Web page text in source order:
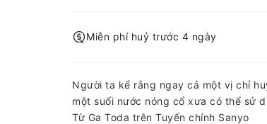
Miễn phí huỷ trước 4 ngày
Người ta kể rằng ngay cả một vị chỉ
một suối nước nóng cổ xưa có thể sử
Từ Ga Toda trên Tuyến chính Sanyo